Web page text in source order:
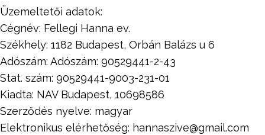
Üzemeltetői adatok:
Cégnév: Fellegi Hanna ev.
Székhely: 1182 Budapest, Orbán Balázs u 6
Adószám: Adószám: 90529441-2-43
Stat. szám: 90529441-9003-231-01
Kiadta: NAV Budapest, 10698586
Szerződés nyelve: magyar
Elektronikus elérhetőség: hannaszive@gmail.com